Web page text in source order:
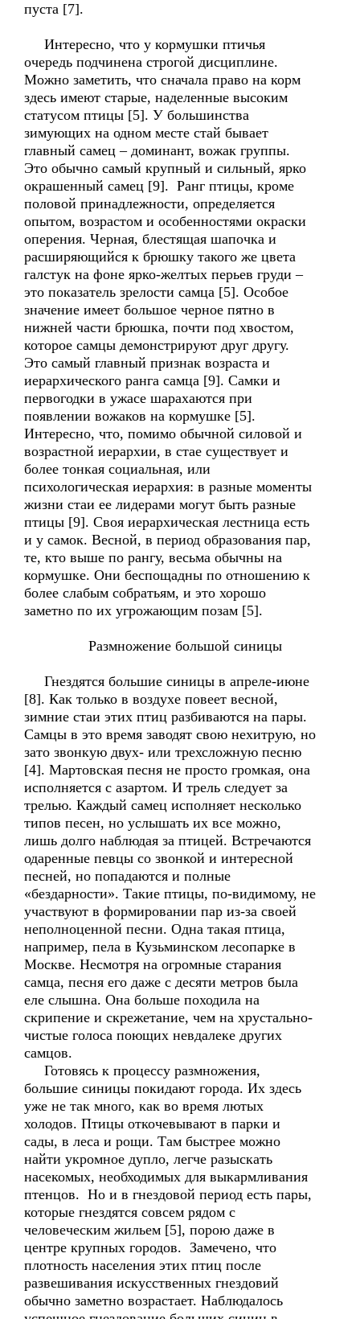
пуста [7].
Интересно, что у кормушки птичья
очередь подчинена строгой дисциплине.
Можно заметить, что сначала право на корм
здесь имеют старые, наделенные высоким
статусом птицы [5]. У большинства
зимующих на одном месте стай бывает
главный самец – доминант, вожак группы.
Это обычно самый крупный и сильный, ярко
окрашенный самец [9]. Ранг птицы, кроме
половой принадлежности, определяется
опытом, возрастом и особенностями окраски
оперения. Черная, блестящая шапочка и
расширяющийся к брюшку такого же цвета
галстук на фоне ярко-желтых перьев груди –
это показатель зрелости самца [5]. Особое
значение имеет большое черное пятно в
нижней части брюшка, почти под хвостом,
которое самцы демонстрируют друг другу.
Это самый главный признак возраста и
иерархического ранга самца [9]. Самки и
первогодки в ужасе шарахаются при
появлении вожаков на кормушке [5].
Интересно, что, помимо обычной силовой и
возрастной иерархии, в стае существует и
более тонкая социальная, или
психологическая иерархия: в разные моменты
жизни стаи ее лидерами могут быть разные
птицы [9]. Своя иерархическая лестница есть
и у самок. Весной, в период образования пар,
те, кто выше по рангу, весьма обычны на
кормушке. Они беспощадны по отношению к
более слабым собратьям, и это хорошо
заметно по их угрожающим позам [5].
Размножение большой синицы
Гнездятся большие синицы в апреле-июне
[8]. Как только в воздухе повеет весной,
зимние стаи этих птиц разбиваются на пары.
Самцы в это время заводят свою нехитрую, но
зато звонкую двух- или трехсложную песню
[4]. Мартовская песня не просто громкая, она
исполняется с азартом. И трель следует за
трелью. Каждый самец исполняет несколько
типов песен, но услышать их все можно,
лишь долго наблюдая за птицей. Встречаются
одаренные певцы со звонкой и интересной
песней, но попадаются и полные
«бездарности». Такие птицы, по-видимому, не
участвуют в формировании пар из-за своей
неполноценной песни. Одна такая птица,
например, пела в Кузьминском лесопарке в
Москве. Несмотря на огромные старания
самца, песня его даже с десяти метров была
еле слышна. Она больше походила на
скрипение и скрежетание, чем на хрустально-
чистые голоса поющих невдалеке других
самцов.
Готовясь к процессу размножения,
большие синицы покидают города. Их здесь
уже не так много, как во время лютых
холодов. Птицы откочевывают в парки и
сады, в леса и рощи. Там быстрее можно
найти укромное дупло, легче разыскать
насекомых, необходимых для выкармливания
птенцов. Но и в гнездовой период есть пары,
которые гнездятся совсем рядом с
человеческим жильем [5], порою даже в
центре крупных городов. Замечено, что
плотность населения этих птиц после
развешивания искусственных гнездовий
обычно заметно возрастает. Наблюдалось